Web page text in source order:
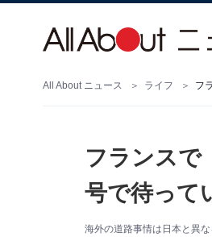
All About ニュース ライフ フ
フランスで
号で待って
海外の道路事情は日本と異